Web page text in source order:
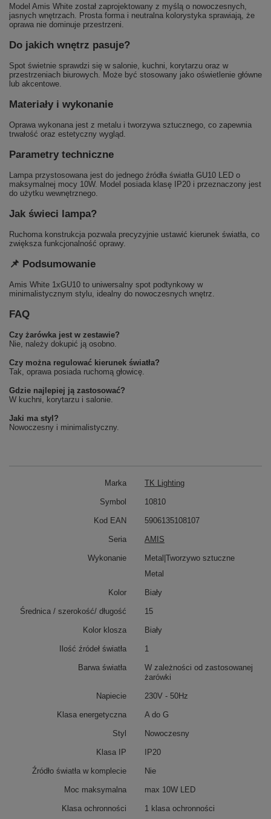
Model Amis White został zaprojektowany z myślą o nowoczesnych,
jasnych wnętrzach. Prosta forma i neutralna kolorystyka sprawiają, że
oprawa nie dominuje przestrzeni.
Do jakich wnętrz pasuje?
Spot świetnie sprawdzi się w salonie, kuchni, korytarzu oraz w
przestrzeniach biurowych. Może być stosowany jako oświetlenie główne
lub akcentowe.
Materiały i wykonanie
Oprawa wykonana jest z metalu i tworzywa sztucznego, co zapewnia
trwałość oraz estetyczny wygląd.
Parametry techniczne
Lampa przystosowana jest do jednego źródła światła GU10 LED o
maksymalnej mocy 10W. Model posiada klasę IP20 i przeznaczony jest
do użytku wewnętrznego.
Jak świeci lampa?
Ruchoma konstrukcja pozwala precyzyjnie ustawić kierunek światła, co
zwiększa funkcjonalność oprawy.
📌 Podsumowanie
Amis White 1xGU10 to uniwersalny spot podtynkowy w
minimalistycznym stylu, idealny do nowoczesnych wnętrz.
FAQ
Czy żarówka jest w zestawie?
Nie, należy dokupić ją osobno.
Czy można regulować kierunek światła?
Tak, oprawa posiada ruchomą głowicę.
Gdzie najlepiej ją zastosować?
W kuchni, korytarzu i salonie.
Jaki ma styl?
Nowoczesny i minimalistyczny.
Marka TK Lighting
Symbol 10810
Kod EAN 5906135108107
Seria AMIS
Wykonanie
Metal|Tworzywo sztuczne
Metal
Kolor Biały
Średnica / szerokość/ długość 15
Kolor klosza Biały
Ilość źródeł światła 1
Barwa światła
W zależności od zastosowanej
żarówki
Napiecie 230V - 50Hz
Klasa energetyczna A do G
Styl Nowoczesny
Klasa IP IP20
Źródło światła w komplecie Nie
Moc maksymalna max 10W LED
Klasa ochronności 1 klasa ochronności